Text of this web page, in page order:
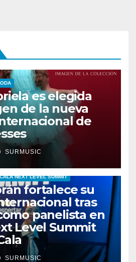
es elegida
de la nueva
de
SURMUSIC
NEXT LEVEL SUMMIT
fortalece su
tras
panelista en
Level Summit
SURMUSIC